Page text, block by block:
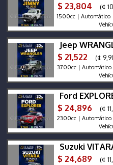
$ 23,804
(¢
1500cc | Automático
Jeep
$ 21,522
(¢
3700cc | Automático
Ford
$ 24,896
(¢
2300cc | Automático
Suzuki
$ 24,689
(¢